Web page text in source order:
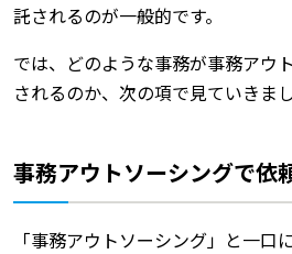
託されるのが一般的です。
では、どのような事務が事務アウ
されるのか、次の項で見ていきまし
事務アウトソーシングで依
「事務アウトソーシング」と一口